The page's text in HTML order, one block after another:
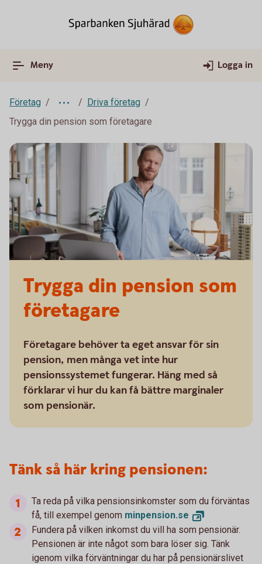
Meny Logga in
Företag
Driva företag
Trygga din pension som företagare
Trygga din pension som
företagare
Företagare behöver ta eget ansvar för sin
pension, men många vet inte hur
pensionssystemet fungerar. Häng med så
förklarar vi hur du kan få bättre marginaler
som pensionär.
Tänk så här kring pensionen:
Ta reda på vilka pensionsinkomster som du förväntas
få, till exempel genom minpension.se
Fundera på vilken inkomst du vill ha som pensionär.
Pensionen är inte något som bara löser sig. Tänk
igenom vilka förväntningar du har på pensionärslivet